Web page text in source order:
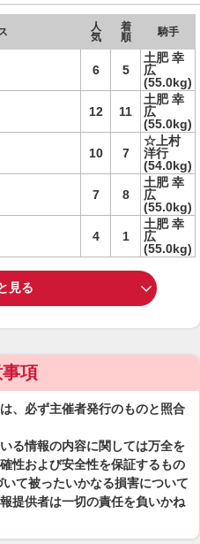
人
気
着
順
騎手
6 5
土肥 幸
広
(55.0kg)
12 11
土肥 幸
広
(55.0kg)
10 7
☆上村
洋行
(54.0kg)
7 8
土肥 幸
広
(55.0kg)
4 1
土肥 幸
広
(55.0kg)
見る
項
、必ず主催者発行のものと照合
る情報の内容に関しては万全を
性および安全性を保証するもの
て被ったいかなる損害について
提供者は一切の責任を負いかね